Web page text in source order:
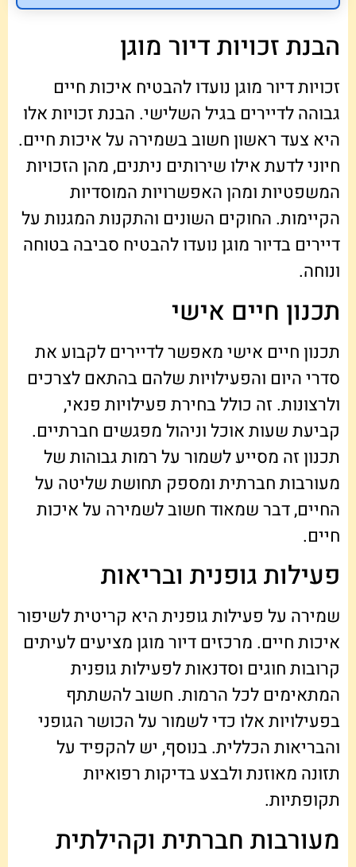
הבנת זכויות דיור מוגן
זכויות דיור מוגן נועדו להבטיח איכות חיים
גבוהה לדיירים בגיל השלישי. הבנת זכויות אלו
היא צעד ראשון חשוב בשמירה על איכות חיים.
חיוני לדעת אילו שירותים ניתנים, מהן הזכויות
המשפטיות ומהן האפשרויות המוסדיות
הקיימות. החוקים השונים והתקנות המגנות על
דיירים בדיור מוגן נועדו להבטיח סביבה בטוחה
ונוחה.
תכנון חיים אישי
תכנון חיים אישי מאפשר לדיירים לקבוע את
סדרי היום והפעילויות שלהם בהתאם לצרכים
ולרצונות. זה כולל בחירת פעילויות פנאי,
קביעת שעות אוכל וניהול מפגשים חברתיים.
תכנון זה מסייע לשמור על רמות גבוהות של
מעורבות חברתית ומספק תחושת שליטה על
החיים, דבר שמאוד חשוב לשמירה על איכות
חיים.
פעילות גופנית ובריאות
שמירה על פעילות גופנית היא קריטית לשיפור
איכות חיים. מרכזים דיור מוגן מציעים לעיתים
קרובות חוגים וסדנאות לפעילות גופנית
המתאימים לכל הרמות. חשוב להשתתף
בפעילויות אלו כדי לשמור על הכושר הגופני
והבריאות הכללית. בנוסף, יש להקפיד על
תזונה מאוזנת ולבצע בדיקות רפואיות
תקופתיות.
מעורבות חברתית וקהילתית